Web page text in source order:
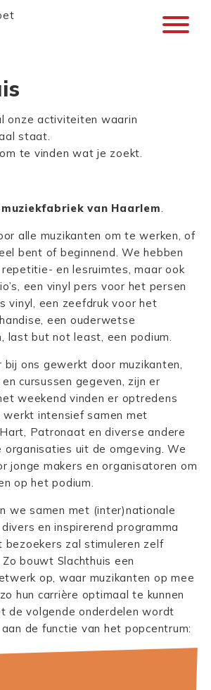
onze activiteiten waarin
staat.
te vinden wat je zoekt.
van Haarlem.
alle muzikanten om te werken, of
bent of beginnend. We hebben
en lesruimtes, maar ook
een vinyl pers voor het persen
vinyl, een zeefdruk voor het
een ouderwetse
last but not least, een podium.
bij ons gewerkt door muzikanten,
cursussen gegeven, zijn er
weekend vinden er optredens
werkt intensief samen met
Patronaat en diverse andere
uit de omgeving. We
jonge makers en organisatoren om
op het podium.
we samen met (inter)nationale
en inspirerend programma
bezoekers zal stimuleren zelf
bouwt Slachthuis een
op, waar muzikanten op mee
hun carrière optimaal te kunnen
de volgende onderdelen wordt
de functie van het popcentrum: